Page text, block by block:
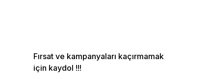
Fırsat ve kampanyaları kaçırmamak
için kaydol !!!